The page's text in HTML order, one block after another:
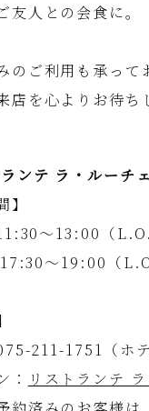
友人との会食に。
のご利用も承って
店を心よりお待ち
ンテ ラ・ルーチェ
】
～13:00（
～19:00（
211-1751（ホ
： リストランテ